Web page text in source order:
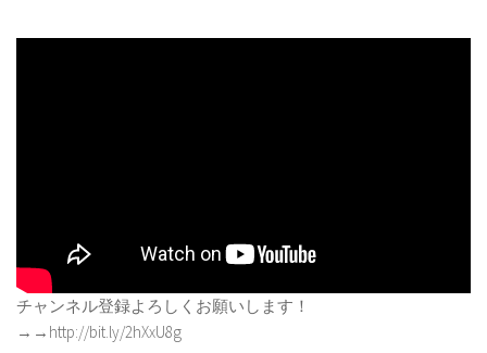
チャンネル登録よろしくお願いします！
→→http://bit.ly/2hXxU8g